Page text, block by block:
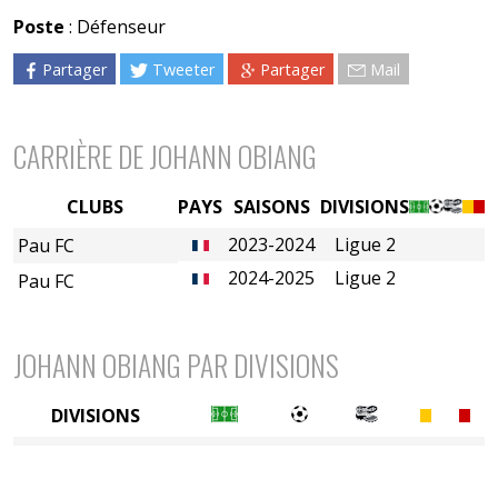
Poste : Défenseur
Partager Tweeter Partager Mail
CARRIÈRE DE JOHANN OBIANG
PAYS SAISONS DIVISIONS
2023-2024
Ligue 2
2024-2025
Ligue 2
CLUBS
Pau FC
Pau FC
JOHANN OBIANG PAR DIVISIONS
DIVISIONS